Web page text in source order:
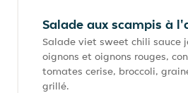
Salade aux scampis à
Salade viet sweet chili sauce
oignons et oignons rouges,
tomates cerise, broccoli,
grillé.